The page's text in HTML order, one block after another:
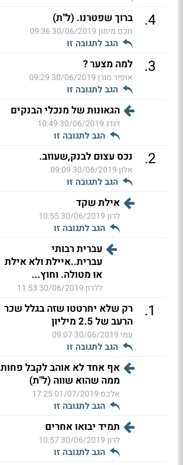
4
. ברוך שפטרנו. (ל"ת)
חכם מימון30/06/2019 09:36
הגב לתגובה זו
3
. למה מצער ?
אופיר מורן30/06/2019 09:29
הגב לתגובה זו
הגאונות של מנכלי הבנקים
דגדג30/06/2019 10:49
הגב לתגובה זו
2
. נכס עצום לבנק,שעוזב.
אלון30/06/2019 09:09
הגב לתגובה זו
אילת שקד
לרון30/06/2019 10:55
הגב לתגובה זו
עברית רבותי
עברית..איילת ולא אילת
או מטולה. וחוץ...
ללרון30/06/2019 11:53
1
.
רק שלא יחרטטו שזה בגלל שכר
הרעב של 2.5 מיליון
עמי30/06/2019 09:07
הגב לתגובה זו
אף אחד לא אוהב לקבל פחות
ממה שהוא שווה (ל"ת)
אלכס 01/07/2019 17:25
הגב לתגובה זו
תמיד יבואו אחרים
לרון30/06/2019 10:57
הגב לתגובה זו